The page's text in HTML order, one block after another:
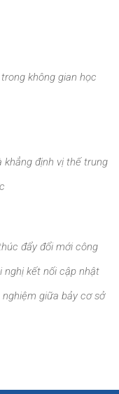
không gian học
khẳng định vị thế trung
đẩy đổi mới công
nghị kết nối cập nhật
giữa bảy cơ sở